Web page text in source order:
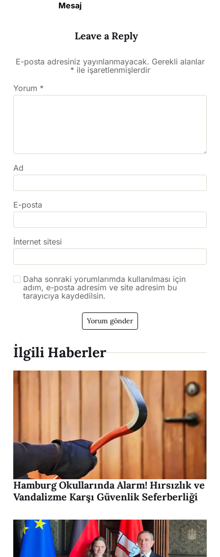
Mesaj
Leave a Reply
E-posta adresiniz yayınlanmayacak. Gerekli alanlar
* ile işaretlenmişlerdir
Yorum *
Ad
E-posta
İnternet sitesi
Daha sonraki yorumlarımda kullanılması için
adım, e-posta adresim ve site adresim bu
tarayıcıya kaydedilsin.
İlgili Haberler
Hamburg Okullarında Alarm! Hırsızlık ve
Vandalizme Karşı Güvenlik Seferberliği